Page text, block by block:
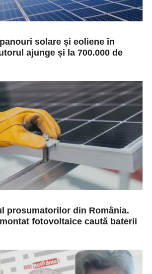
solare și eoliene în
ajunge și la 700.000 de
instalarea de capacități de
prosumatorilor din România.
fotovoltaice caută baterii
care și-au montat fotovoltaice